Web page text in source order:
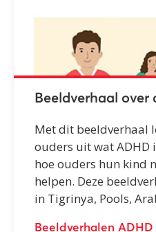
Beeldverhaal over
Met dit beeldverhaal
ouders uit wat ADHD
hoe ouders hun kind
helpen. Deze
in Tigrinya, Pools,
Beeldverhalen ADHD